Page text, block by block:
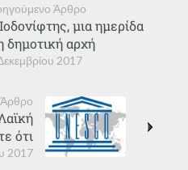
Άρθρο
2017
μια ημερίδα
δημοτική αρχή
2017
ότι